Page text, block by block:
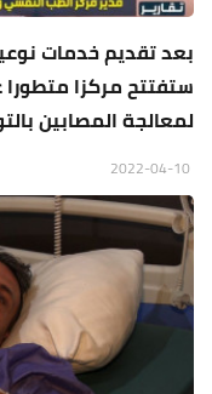
ستفتتح مركزا
لمعالجة المصابين